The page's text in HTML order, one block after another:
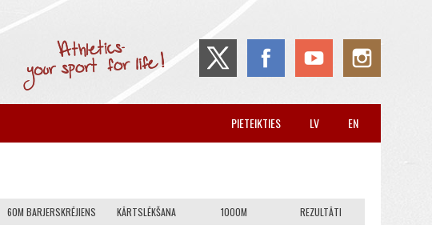
EN
LV
PIETEIKTIES
60M BARJERSKRĒJIENS KĀRTSLĒKŠANA 1000M REZULTĀTI